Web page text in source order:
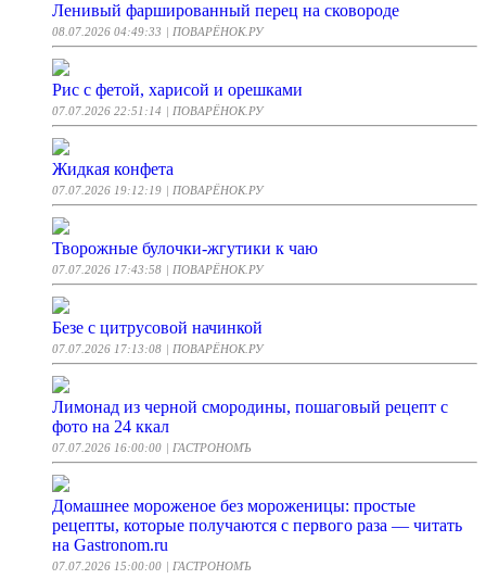
Ленивый фаршированный перец на сковороде
08.07.2026 04:49:33 | ПОВАРЁНОК.РУ
Рис с фетой, харисой и орешками
07.07.2026 22:51:14 | ПОВАРЁНОК.РУ
Жидкая конфета
07.07.2026 19:12:19 | ПОВАРЁНОК.РУ
Творожные булочки-жгутики к чаю
07.07.2026 17:43:58 | ПОВАРЁНОК.РУ
Безе с цитрусовой начинкой
07.07.2026 17:13:08 | ПОВАРЁНОК.РУ
Лимонад из черной смородины, пошаговый рецепт с
фото на 24 ккал
07.07.2026 16:00:00 | ГАСТРОНОМЪ
Домашнее мороженое без мороженицы: простые
рецепты, которые получаются с первого раза — читать
на Gastronom.ru
07.07.2026 15:00:00 | ГАСТРОНОМЪ